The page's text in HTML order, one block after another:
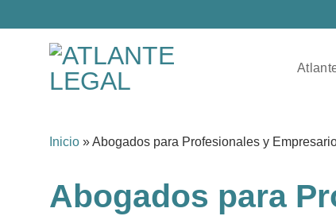
al
contenido
Inicio »Abogados para Profesionales y
Abogados para